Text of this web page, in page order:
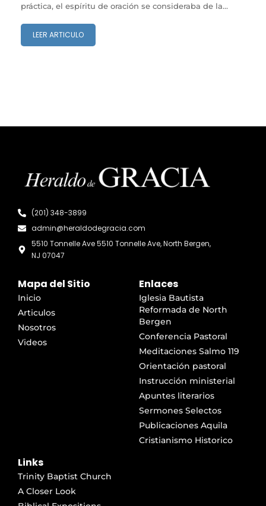
práctica, el espíritu de oración se consideraba de la...
LEER ARTICULO
(201) 348-3899
admin@heraldodegracia.com
5510 Tonnelle Ave 5510 Tonnelle Ave, North Bergen,
NJ 07047
Mapa del Sitio
Inicio
Articulos
Nosotros
Videos
Enlaces
Iglesia Bautista
Reformada de North
Bergen
Conferencia Pastoral
Meditaciones Salmo 119
Orientación pastoral
Instrucción ministerial
Apuntes literarios
Sermones Selectos
Publicaciones Aquila
Cristianismo Historico
Links
Trinity Baptist Church
A Closer Look